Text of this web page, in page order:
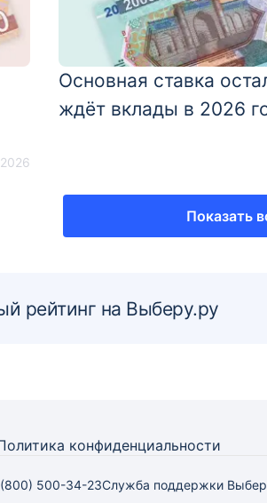
Основная ставка
ждёт вклады в 2026
Показать
рейтинг на Выберу.ру
конфиденциальности
500-34-23Служба поддержки